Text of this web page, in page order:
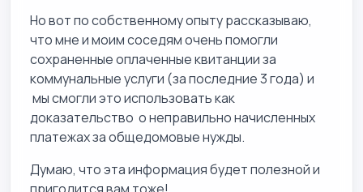
Но вот по собственному опыту рассказываю,
что мне и моим соседям очень помогли
сохраненные оплаченные квитанции за
коммунальные услуги (за последние 3 года) и
мы смогли это использовать как
доказательство о неправильно начисленных
платежах за общедомовые нужды.
Думаю, что эта информация будет полезной и